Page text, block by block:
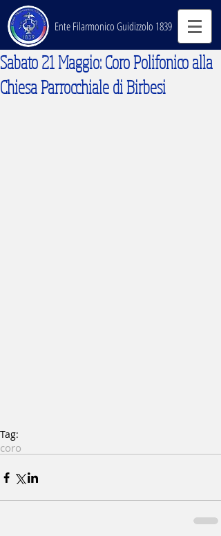
Ente Filarmonico Guidizzolo 1839
Sabato 21 Maggio: Coro Polifonico alla
Chiesa Parrocchiale di Birbesi
Tag:
coro